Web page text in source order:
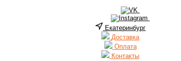
Екатеринбург
Доставка
Оплата
Контакты